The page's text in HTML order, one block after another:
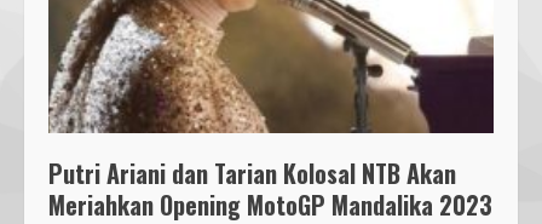
Putri Ariani dan Tarian Kolosal NTB Akan
Meriahkan Opening MotoGP Mandalika 2023